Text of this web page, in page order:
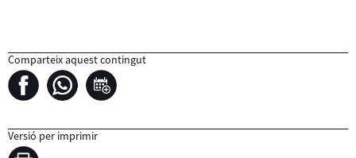
Comparteix aquest contingut
Versió per imprimir